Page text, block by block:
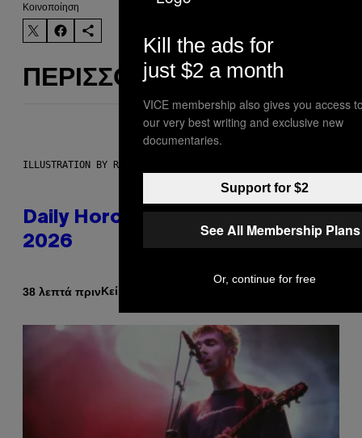
Kοινοποίηση
ΠΕΡΙΣΣΌΤΕΡΑ ΣΑΝ ΑΥΤΌ
ILLUSTRATION BY REESA.
Daily Horoscope: August 6,
2026
38 λεπτά πρινΚείμενο
Kill the ads for
just $2 a month
VICE membership also gives you access
our very best writing and exclusive new
documentaries.
Support for $2
See All Membership Plans
Or, continue for free